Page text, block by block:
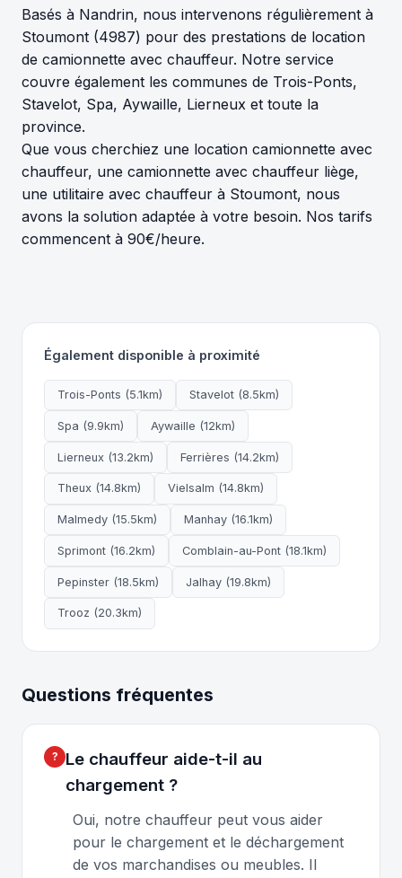
Basés à Nandrin, nous intervenons régulièrement à
Stoumont (4987) pour des prestations de location
de camionnette avec chauffeur. Notre service
couvre également les communes de Trois-Ponts,
Stavelot, Spa, Aywaille, Lierneux et toute la
province.
Que vous cherchiez une location camionnette avec
chauffeur, une camionnette avec chauffeur liège,
une utilitaire avec chauffeur à Stoumont, nous
avons la solution adaptée à votre besoin. Nos tarifs
commencent à 90€/heure.
Également disponible à proximité
Trois-Ponts (5.1km) Stavelot (8.5km)
Spa (9.9km) Aywaille (12km)
Lierneux (13.2km) Ferrières (14.2km)
Theux (14.8km) Vielsalm (14.8km)
Malmedy (15.5km) Manhay (16.1km)
Sprimont (16.2km) Comblain-au-Pont (18.1km)
Pepinster (18.5km) Jalhay (19.8km)
Trooz (20.3km)
Questions fréquentes
Le chauffeur aide-t-il au
chargement ?
Oui, notre chauffeur peut vous aider
pour le chargement et le déchargement
de vos marchandises ou meubles. Il